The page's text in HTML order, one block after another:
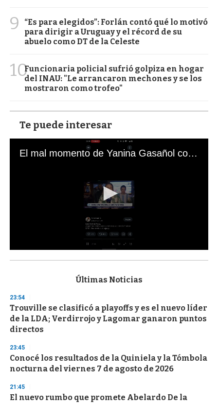
9
“Es para elegidos”: Forlán contó qué lo motivó
para dirigir a Uruguay y el récord de su
abuelo como DT de la Celeste
10Funcionaria policial sufrió golpiza en hogar
del INAU: "Le arrancaron mechones y se los
mostraron como trofeo"
Te puede interesar
El mal momento de Yanina Gasañol con un hincha argentino en "Subrayado"
s
d
s
o
f
3
s
e
c
o
d
s
Últimas Noticias
23:54
Trouville se clasificó a playoffs y es el nuevo líder
de la LDA; Verdirrojo y Lagomar ganaron puntos
directos
23:45
Conocé los resultados de la Quiniela y la Tómbola
nocturna del viernes 7 de agosto de 2026
21:45
El nuevo rumbo que promete Abelardo De la